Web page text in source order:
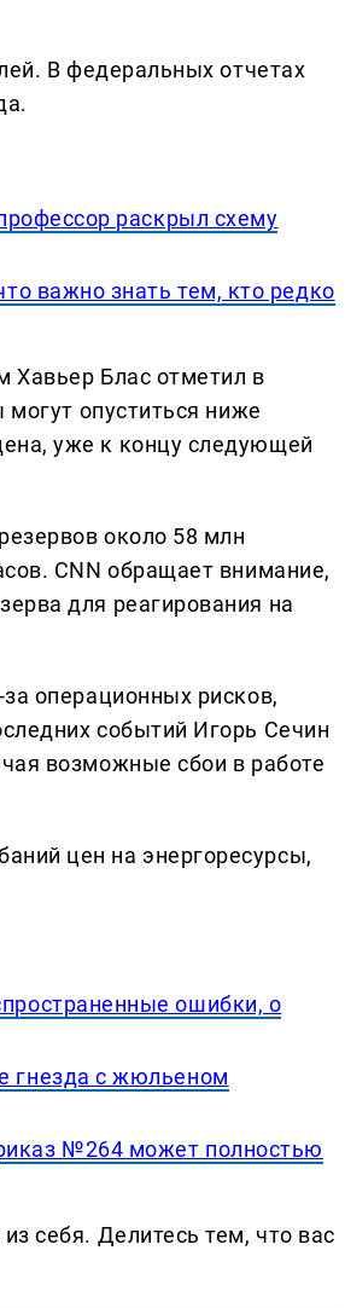
В федеральных отчетах
раскрыл схему
важно знать тем, кто редко
Хавьер Блас отметил в
могут опуститься ниже
уже к концу следующей
около 58 млн
CNN обращает внимание,
для реагирования на
операционных рисков,
событий Игорь Сечин
возможные сбои в работе
цен на энергоресурсы,
ошибки, о
гнезда с жюльеном
№264 может полностью
себя. Делитеcь тем, что вас